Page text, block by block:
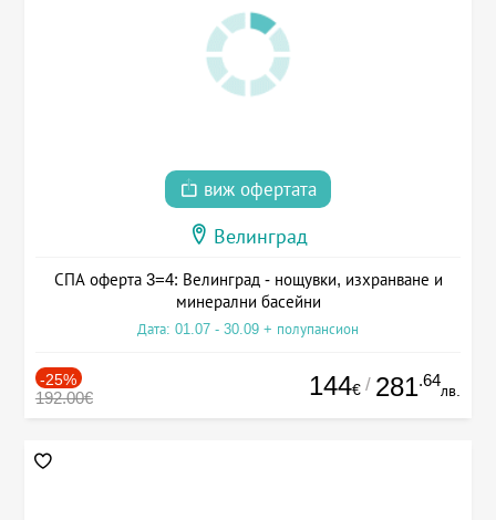
виж офертата
Велинград
СПА оферта 3=4: Велинград - нощувки, изхранване и
минерални басейни
Дата: 01.07 - 30.09 + полупансион
-25%
192.00€ 144€ / 281.64
лв.